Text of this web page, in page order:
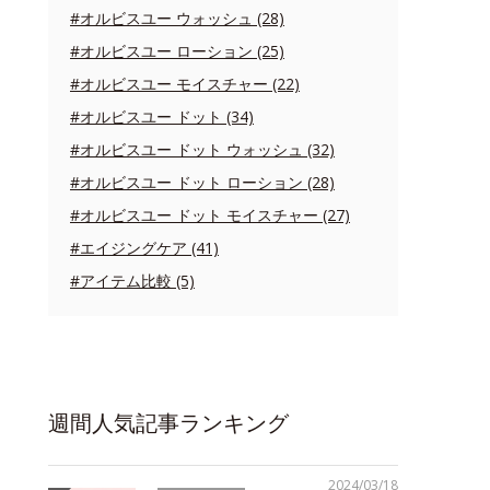
#オルビスユー ウォッシュ (28)
#オルビスユー ローション (25)
#オルビスユー モイスチャー (22)
#オルビスユー ドット (34)
#オルビスユー ドット ウォッシュ (32)
#オルビスユー ドット ローション (28)
#オルビスユー ドット モイスチャー (27)
#エイジングケア (41)
#アイテム比較 (5)
週間人気記事ランキング
2024/03/18